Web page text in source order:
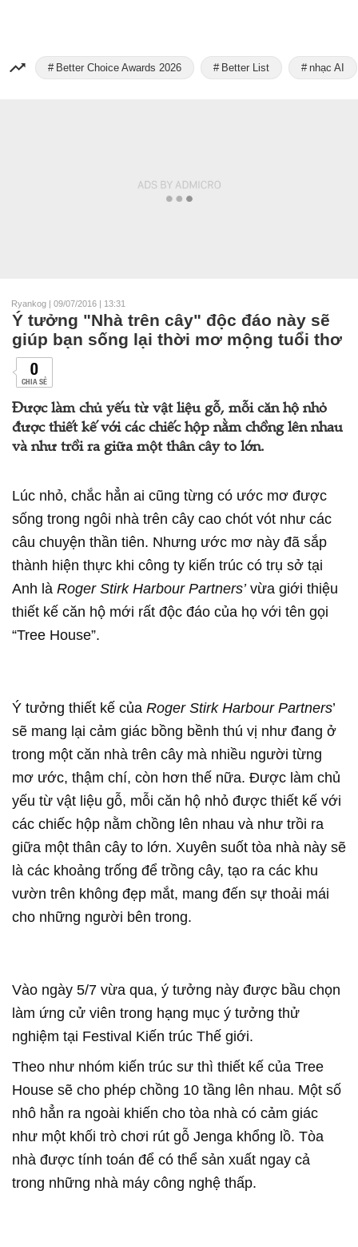
Better Choice Awards 2026 Better List nhạc AI
Ryankog | 09/07/2016 | 13:31
Ý tưởng "Nhà trên cây" độc đáo này sẽ
giúp bạn sống lại thời mơ mộng tuổi thơ
0
CHIA SẺ
Được làm chủ yếu từ vật liệu gỗ, mỗi căn hộ nhỏ
được thiết kế với các chiếc hộp nằm chồng lên nhau
và như trồi ra giữa một thân cây to lớn.
Lúc nhỏ, chắc hẳn ai cũng từng có ước mơ được
sống trong ngôi nhà trên cây cao chót vót như các
câu chuyện thần tiên. Nhưng ước mơ này đã sắp
thành hiện thực khi công ty kiến trúc có trụ sở tại
Anh là Roger Stirk Harbour Partners’vừa giới thiệu
thiết kế căn hộ mới rất độc đáo của họ với tên gọi
“Tree House”.
Ý tưởng thiết kế của Roger Stirk Harbour Partners’
sẽ mang lại cảm giác bồng bềnh thú vị như đang ở
trong một căn nhà trên cây mà nhiều người từng
mơ ước, thậm chí, còn hơn thế nữa. Được làm chủ
yếu từ vật liệu gỗ, mỗi căn hộ nhỏ được thiết kế với
các chiếc hộp nằm chồng lên nhau và như trồi ra
giữa một thân cây to lớn. Xuyên suốt tòa nhà này sẽ
là các khoảng trống để trồng cây, tạo ra các khu
vườn trên không đẹp mắt, mang đến sự thoải mái
cho những người bên trong.
Vào ngày 5/7 vừa qua, ý tưởng này được bầu chọn
làm ứng cử viên trong hạng mục ý tưởng thử
nghiệm tại Festival Kiến trúc Thế giới.
Theo như nhóm kiến trúc sư thì thiết kế của Tree
House sẽ cho phép chồng 10 tầng lên nhau. Một số
nhô hẳn ra ngoài khiến cho tòa nhà có cảm giác
như một khối trò chơi rút gỗ Jenga khổng lồ. Tòa
nhà được tính toán để có thể sản xuất ngay cả
trong những nhà máy công nghệ thấp.